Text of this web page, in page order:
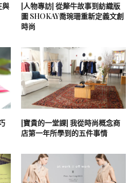
與
[人物專訪] 從犛牛故事到紡織版
圖 SHOKAY喬琬珊重新定義文創
時尚
[寶貴的一堂課] 我從時尚概念商
店第一年所學到的五件事情